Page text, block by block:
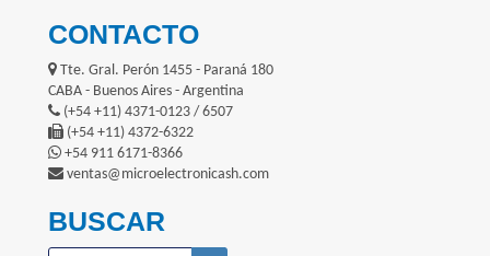
CONTACTO
Tte. Gral. Perón 1455 - Paraná 180
CABA - Buenos Aires - Argentina
(+54 +11) 4371-0123 / 6507
(+54 +11) 4372-6322
+54 911 6171-8366
ventas@microelectronicash.com
BUSCAR